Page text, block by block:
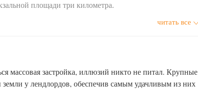
площади три километра.
читать все
массовая застройка, иллюзий никто не питал. Крупные
у лендлордов, обеспечив самым удачливым из них